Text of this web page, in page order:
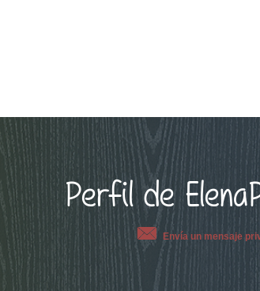
Perfil de
Envía un mensaje